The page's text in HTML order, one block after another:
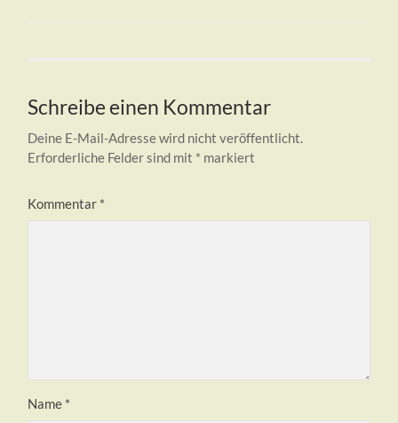
Schreibe einen Kommentar
Deine E-Mail-Adresse wird nicht veröffentlicht.
Erforderliche Felder sind mit * markiert
Kommentar *
Name *